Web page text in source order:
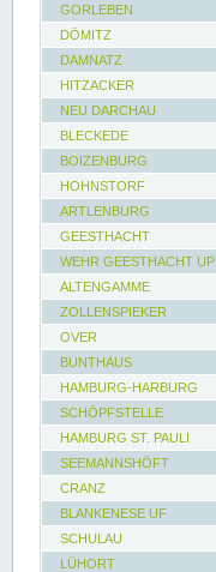
GORLEBEN
DÖMITZ
DAMNATZ
HITZACKER
NEU DARCHAU
BLECKEDE
BOIZENBURG
HOHNSTORF
ARTLENBURG
GEESTHACHT
WEHR GEESTHACHT UP
ALTENGAMME
ZOLLENSPIEKER
OVER
BUNTHAUS
HAMBURG-HARBURG
SCHÖPFSTELLE
HAMBURG ST. PAULI
SEEMANNSHÖFT
CRANZ
BLANKENESE UF
SCHULAU
LÜHORT